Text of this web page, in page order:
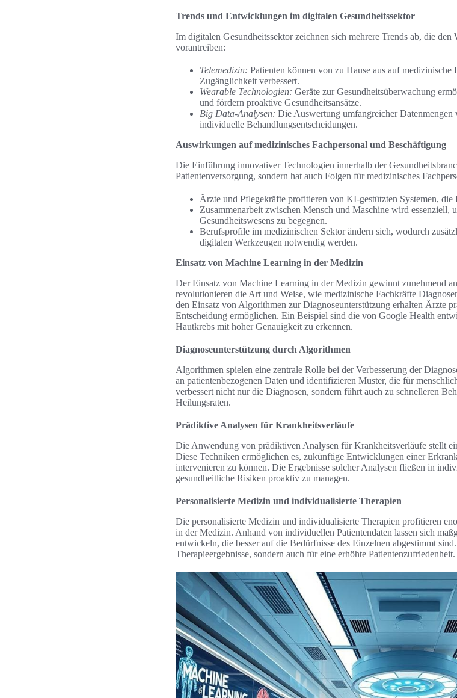
Trends und Entwicklungen im digitalen Gesundheitssektor
Im digitalen Gesundheitssektor zeichnen sich mehrere Trends ab, die den
vorantreiben:
Telemedizin: Patienten können von zu Hause aus auf
Zugänglichkeit verbessert.
Wearable Technologien: Geräte zur Gesundheitsüberwachung
und fördern proaktive Gesundheitsansätze.
Big Data-Analysen: Die Auswertung umfangreicher Datenmengen
individuelle Behandlungsentscheidungen.
Auswirkungen auf medizinisches Fachpersonal und Beschäftigung
Die Einführung innovativer Technologien innerhalb der
Patientenversorgung, sondern hat auch Folgen für medizinisches
Ärzte und Pflegekräfte profitieren von KI-gestützten Systemen, die
Zusammenarbeit zwischen Mensch und Maschine wird essenziell,
Gesundheitswesens zu begegnen.
Berufsprofile im medizinischen Sektor ändern sich, wodurch
digitalen Werkzeugen notwendig werden.
Einsatz von Machine Learning in der Medizin
Der Einsatz von Machine Learning in der Medizin gewinnt zunehmend
revolutionieren die Art und Weise, wie medizinische Fachkräfte
den Einsatz von Algorithmen zur Diagnoseunterstützung erhalten Ärzte
Entscheidung ermöglichen. Ein Beispiel sind die von Google Health
Hautkrebs mit hoher Genauigkeit zu erkennen.
Diagnoseunterstützung durch Algorithmen
Algorithmen spielen eine zentrale Rolle bei der Verbesserung der
an patientenbezogenen Daten und identifizieren Muster, die für
verbessert nicht nur die Diagnosen, sondern führt auch zu schnelleren
Heilungsraten.
Prädiktive Analysen für Krankheitsverläufe
Die Anwendung von prädiktiven Analysen für Krankheitsverläufe stellt
Diese Techniken ermöglichen es, zukünftige Entwicklungen einer
intervenieren zu können. Die Ergebnisse solcher Analysen fließen in
gesundheitliche Risiken proaktiv zu managen.
Personalisierte Medizin und individualisierte Therapien
Die personalisierte Medizin und individualisierte Therapien profitieren
in der Medizin. Anhand von individuellen Patientendaten lassen sich
entwickeln, die besser auf die Bedürfnisse des Einzelnen abgestimmt
Therapieergebnisse, sondern auch für eine erhöhte Patientenzufriedenheit.